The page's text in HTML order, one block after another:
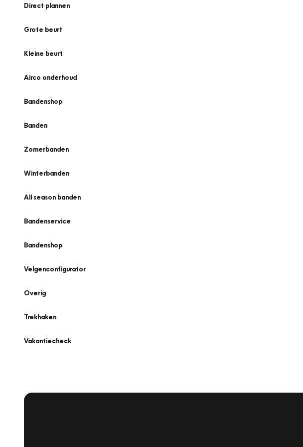
Direct plannen
Grote beurt
Kleine beurt
Airco onderhoud
Bandenshop
Banden
Zomerbanden
Winterbanden
All season banden
Bandenservice
Bandenshop
Velgenconfigurator
Overig
Trekhaken
Vakantiecheck